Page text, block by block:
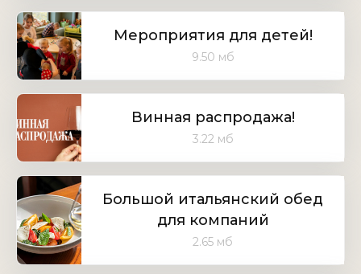
Мероприятия для детей!
9.50 мб
Винная распродажа!
3.22 мб
Большой итальянский обед
для компаний
2.65 мб